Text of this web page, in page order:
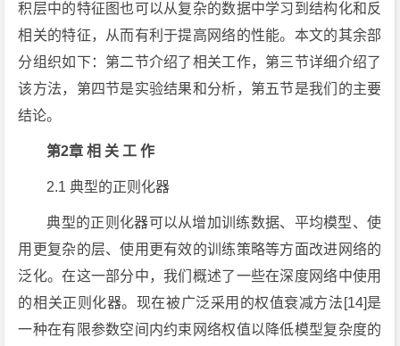
积层中的特征图也可以从复杂的数据中学习到结构化和反
相关的特征，从而有利于提高网络的性能。本文的其余部
分组织如下：第二节介绍了相关工作，第三节详细介绍了
该方法，第四节是实验结果和分析，第五节是我们的主要
结论。
第2章 相 关 工 作
2.1 典型的正则化器
典型的正则化器可以从增加训练数据、平均模型、使
用更复杂的层、使用更有效的训练策略等方面改进网络的
泛化。在这一部分中，我们概述了一些在深度网络中使用
的相关正则化器。现在被广泛采用的权值衰减方法[14]是
一种在有限参数空间内约束网络权值以降低模型复杂度的